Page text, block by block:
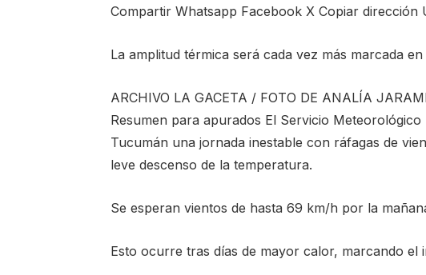
Compartir Whatsapp Facebook X Copiar dirección
La amplitud térmica será cada vez más marcada
ARCHIVO LA GACETA / FOTO DE ANALÍA
Resumen para apurados El Servicio
Tucumán una jornada inestable con ráfagas de
leve descenso de la temperatura.
Se esperan vientos de hasta 69 km/h por la
Esto ocurre tras días de mayor calor, marcando el